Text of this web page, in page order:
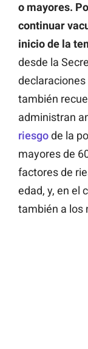
o mayores.
continuar
inicio de la
desde la
declaraciones
también
administran
riesgode la
mayores de
factores de
edad, y, en el
también a los